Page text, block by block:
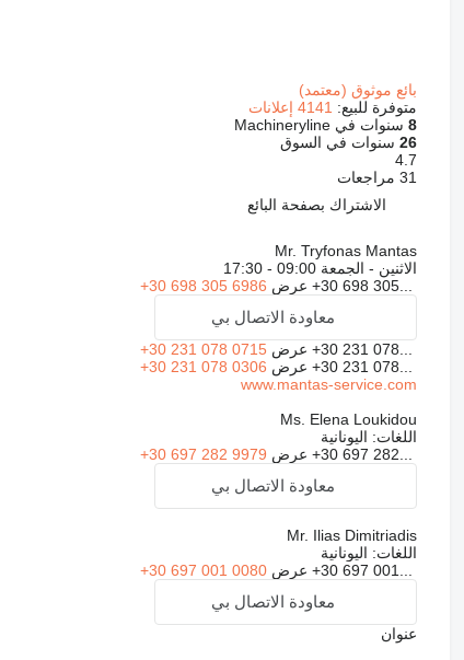
بائع موثوق (معتمد)
متوفرة للبيع: 4141 إعلانات
8سنوات في Machineryline
26سنوات في السوق
4.7
31 مراجعات
الاشتراك بصفحة البائع
Mr. Tryfonas Mantas
الاثنين - الجمعة 09:00 - 17:30
+30 698 305... عرض +30 698 305 6986
معاودة الاتصال بي
+30 231 078... عرض +30 231 078 0715
+30 231 078... عرض +30 231 078 0306
www.mantas-service.com
Ms. Elena Loukidou
اللغات: اليونانية
+30 697 282... عرض +30 697 282 9979
معاودة الاتصال بي
Mr. Ilias Dimitriadis
اللغات: اليونانية
+30 697 001... عرض +30 697 001 0080
معاودة الاتصال بي
عنوان